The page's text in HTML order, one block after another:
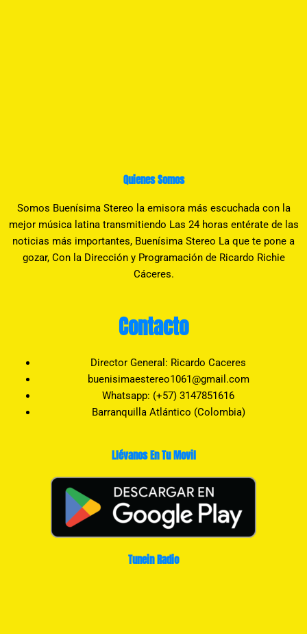
Quienes Somos
Somos Buenísima Stereo la emisora más escuchada con la
mejor música latina transmitiendo Las 24 horas entérate de las
noticias más importantes, Buenísima Stereo La que te pone a
gozar, Con la Dirección y Programación de Ricardo Richie
Cáceres.
Contacto
Director General: Ricardo Caceres
buenisimaestereo1061@gmail.com
Whatsapp: (+57) 3147851616
Barranquilla Atlántico (Colombia)
Llévanos En Tu Movil
Tunein Radio